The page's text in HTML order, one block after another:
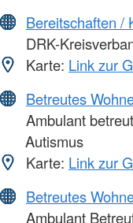
Bereitschaften /
DRK-
Karte: Link zur
Betreutes
Ambulant
Autismus
Karte: Link zur
Betreutes
Ambulant